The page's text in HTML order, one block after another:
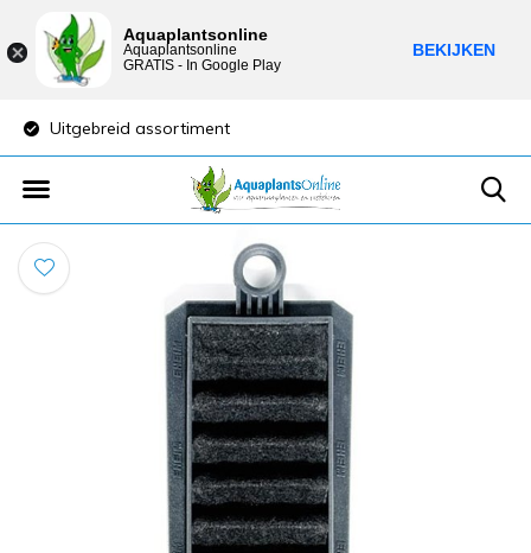
Uitgebreid assortiment
Aquaplantsonline
Aquaplantsonline
GRATIS - In Google Play
BEKIJKEN